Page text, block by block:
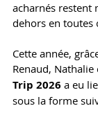
acharnés restent
dehors en toutes
Cette année,
Renaud, Nathalie
Trip 2026 a eu
sous la forme